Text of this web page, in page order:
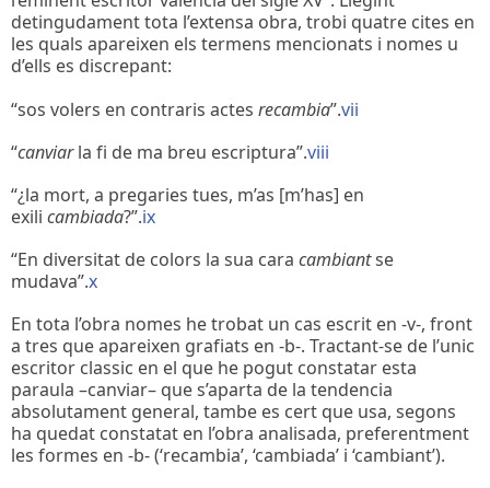
detingudament tota l’extensa obra, trobi quatre cites en
les quals apareixen els termens mencionats i nomes u
d’ells es discrepant:
“sos volers en contraris actes recambia”.vii
“canviarla fi de ma breu escriptura”.viii
“¿la mort, a pregaries tues, m’as [m’has] en
exili cambiada?”.ix
“En diversitat de colors la sua cara cambiantse
mudava”.x
En tota l’obra nomes he trobat un cas escrit en -v-, front
a tres que apareixen grafiats en -b-. Tractant-se de l’unic
escritor classic en el que he pogut constatar esta
paraula –canviar– que s’aparta de la tendencia
absolutament general, tambe es cert que usa, segons
ha quedat constatat en l’obra analisada, preferentment
les formes en -b- (‘recambia’, ‘cambiada’ i ‘cambiant’).